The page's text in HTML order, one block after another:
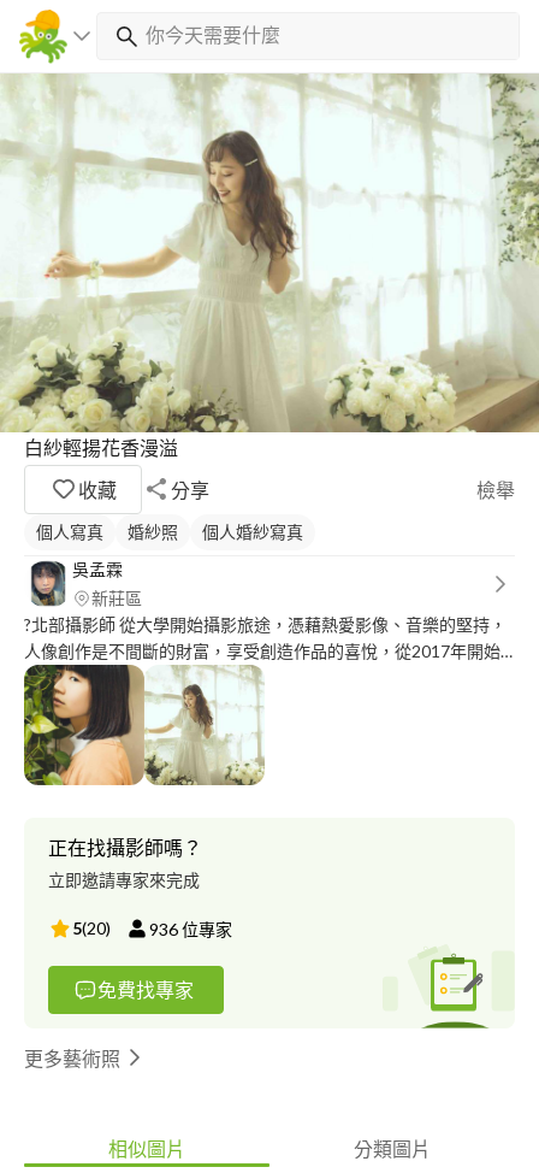
白紗輕揚花香漫溢
收藏
分享 檢舉
個人寫真 婚紗照
個人婚紗寫真
吳孟霖
新莊區
?北部攝影師 從大學開始攝影旅途，憑藉熱愛影像、音樂的堅持，
人像創作是不間斷的財富，享受創造作品的喜悅，從2017年開始
屢屢獲得客戶喜愛， 最近鑽研日系攝影的樂趣。 攝影範籌包含：
✨形象照 ✨藝術照 ✨活動紀錄 ✨訪談紀錄
正在找攝影師嗎？
立即邀請專家來完成
5(20) 936位專家
免費找專家
更多藝術照
相似圖片 分類圖片